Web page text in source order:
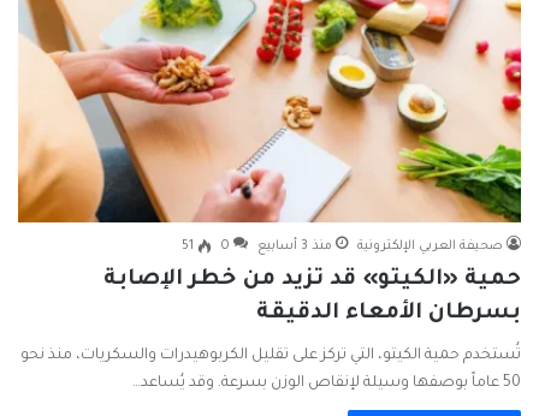
صحيفة العربي الإلكترونية منذ 3 أسابيع 0
51
حمية «الكيتو» قد تزيد من خطر الإصابة
بسرطان الأمعاء الدقيقة
تُستخدم حمية الكيتو، التي تركز على تقليل الكربوهيدرات والسكريات، منذ نحو
50 عاماً بوصفها وسيلة لإنقاص الوزن بسرعة. وقد يُساعد…